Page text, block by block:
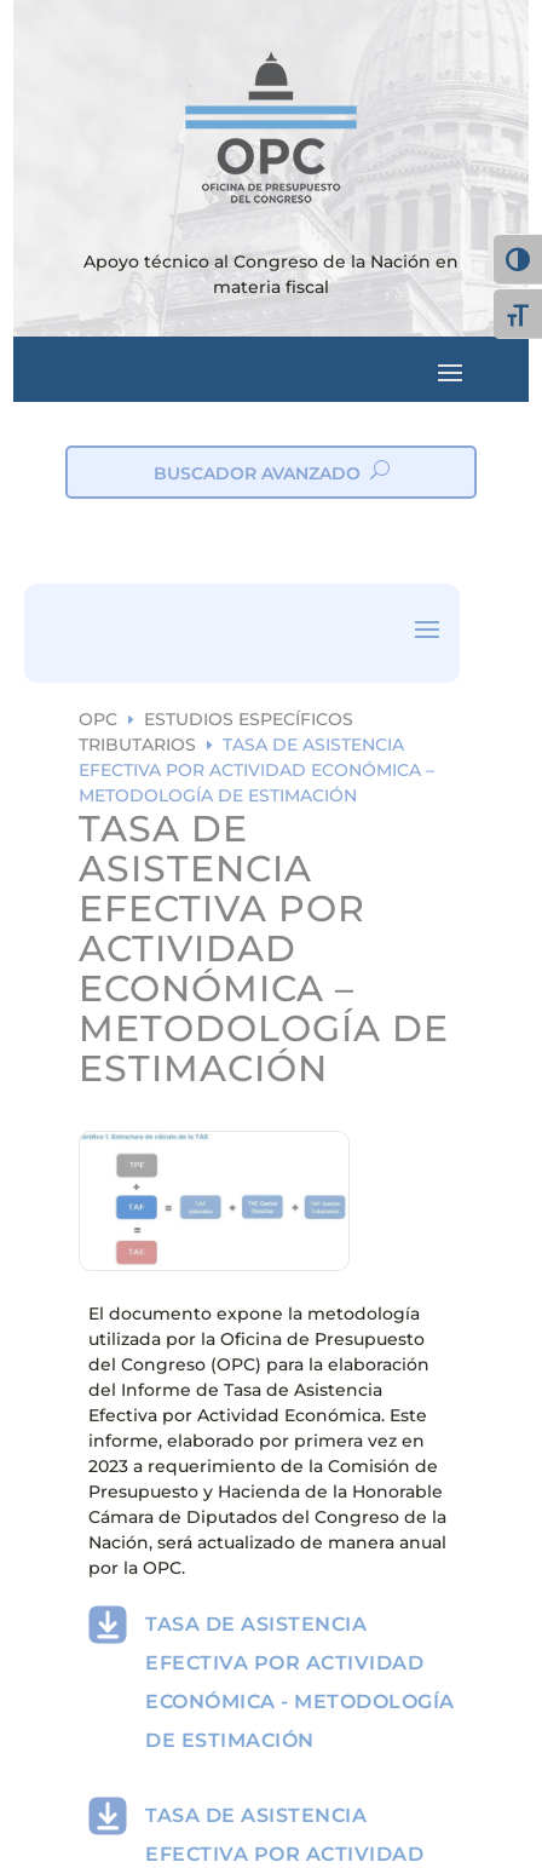
Apoyo técnico al Congreso de la Nación en
materia fiscal
BUSCADOR AVANZADO
OPC E
ESTUDIOS ESPECÍFICOS
TRIBUTARIOS
E
TASA DE ASISTENCIA
EFECTIVA POR ACTIVIDAD ECONÓMICA –
METODOLOGÍA DE ESTIMACIÓN
TASA DE
ASISTENCIA
EFECTIVA POR
ACTIVIDAD
ECONÓMICA –
METODOLOGÍA DE
ESTIMACIÓN
El documento expone la metodología
utilizada por la Oficina de Presupuesto
del Congreso (OPC) para la elaboración
del Informe de Tasa de Asistencia
Efectiva por Actividad Económica. Este
informe, elaborado por primera vez en
2023 a requerimiento de la Comisión de
Presupuesto y Hacienda de la Honorable
Cámara de Diputados del Congreso de la
Nación, será actualizado de manera anual
por la OPC.
TASA DE ASISTENCIA
EFECTIVA POR ACTIVIDAD
ECONÓMICA - METODOLOGÍA
DE ESTIMACIÓN
TASA DE ASISTENCIA
EFECTIVA POR ACTIVIDAD